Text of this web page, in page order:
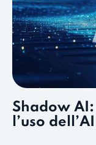
Shadow
l’uso